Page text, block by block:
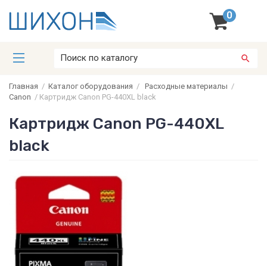
0
Главная / Каталог оборудования / Расходные материалы /
Canon / Картридж Canon PG-440XL black
Картридж Canon PG-440XL
black